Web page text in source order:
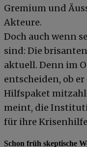
Gremium und
Akteure.
Doch auch wenn
sind: Die
aktuell. Denn im
entscheiden, ob
Hilfspaket
meint, die
für ihre
Schon früh skeptische